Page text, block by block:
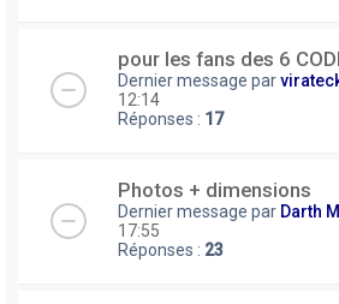
pour les fans des 6
Dernier message par
12:14
Réponses : 17
Photos + dimensions
Dernier message par Darth
17:55
Réponses : 23